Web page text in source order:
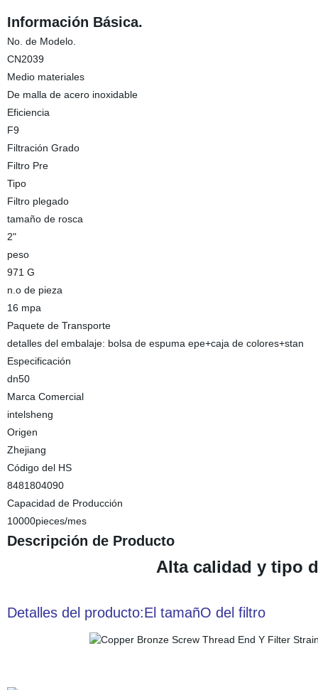
Información Básica.
No. de Modelo.
CN2039
Medio materiales
De malla de acero inoxidable
Eficiencia
F9
Filtración Grado
Filtro Pre
Tipo
Filtro plegado
tamaño de rosca
2"
peso
971 G
n.o de pieza
16 mpa
Paquete de Transporte
detalles del embalaje: bolsa de espuma epe+caja de colores+stan
Especificación
dn50
Marca Comercial
intelsheng
Origen
Zhejiang
Código del HS
8481804090
Capacidad de Producción
10000pieces/mes
Descripción de Producto
Alta calidad y tipo
Detalles del producto:El tamañO del filtro